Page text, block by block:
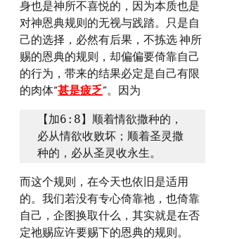
身也是神所不喜悦的，因为本质也是
对神恩典规则的无视与践踏。只是自
己的选择，必然有后果，不拣选 神所
赐的恩典的规则，却偏偏要倚靠自己
的行为，带来的结果必定是自己有限
的肉体“甚是疲乏”。因为
【加6:8】顺着情欲撒种的，
必从情欲收败坏；顺着圣灵撒
种的，必从圣灵收永生。
而这个规则，在今天也依旧是适用
的。我们若没有专心倚靠祂，也倚靠
自己，企图换取什么，其实就是在否
定祂赐应许要赐下的恩典的规则。